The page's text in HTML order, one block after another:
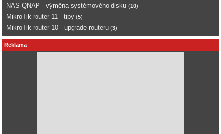
NAS QNAP - výměna systémového disku (10)
MikroTik router 11 - tipy (5)
MikroTik router 10 - upgrade routeru (3)
Reklama